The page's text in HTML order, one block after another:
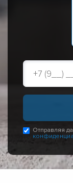
Отправляя